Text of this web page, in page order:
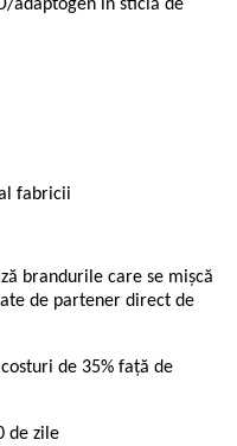
adaptogen în sticlă de
fabricii
brandurile care se mișcă
de partener direct de
de 35% față de
de zile